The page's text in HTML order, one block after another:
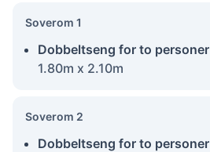
Soverom 1
Dobbeltseng for to personer
1.80m x 2.10m
Soverom 2
Dobbeltseng for to personer